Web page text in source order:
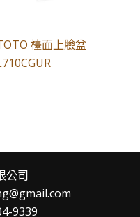
檯面上臉盆
公司
9339